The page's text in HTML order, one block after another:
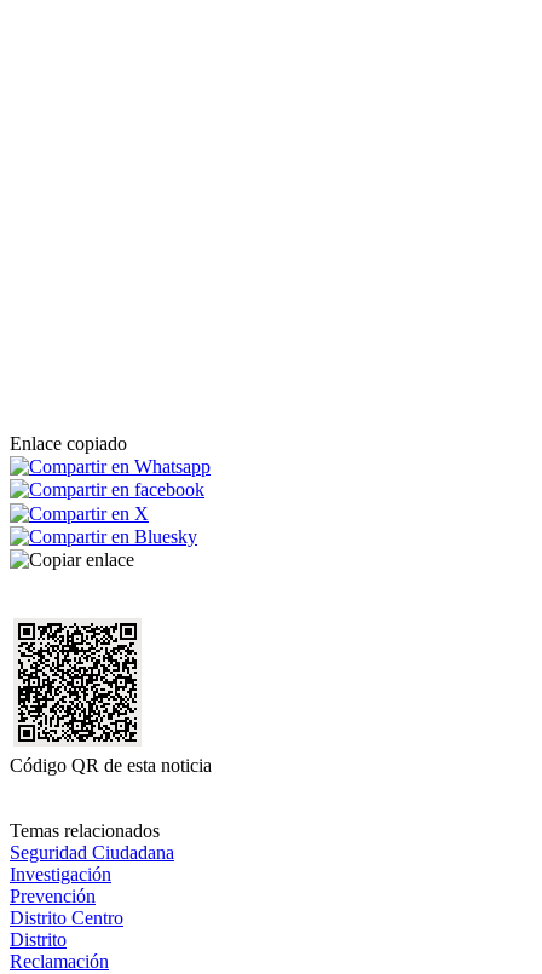
Enlace copiado
Código QR de esta noticia
Temas relacionados
Seguridad Ciudadana
Investigación
Prevención
Distrito Centro
Distrito
Reclamación